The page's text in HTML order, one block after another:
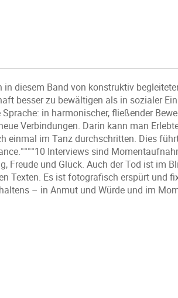
in diesem Band von konstruktiv
besser zu bewältigen als in sozialer
in harmonischer, fließender
Verbindungen. Darin kann man
einmal im Tanz durchschritten. Dies
Interviews sind
Freude und Glück. Auch der Tod ist im
Texten. Es ist fotografisch erspürt und
– in Anmut und Würde und im